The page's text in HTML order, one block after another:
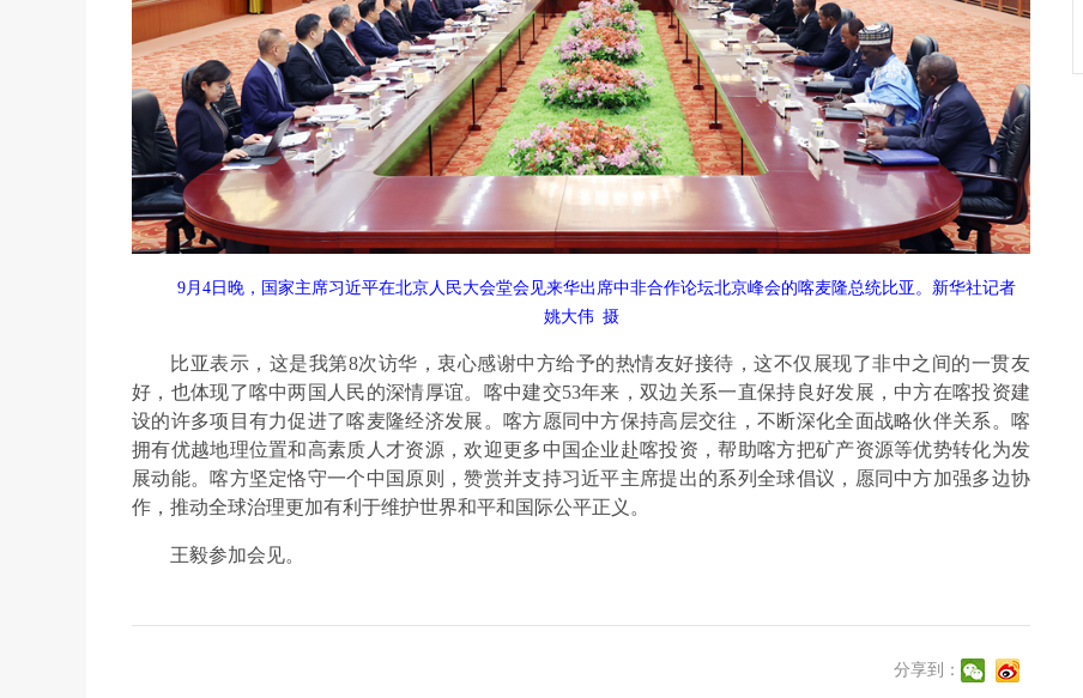
9月4日晚，国家主席习近平在北京人民大会堂会见来华出席中非合作论坛北京峰会的喀麦隆总统比亚。新华社记者
姚大伟 摄
比亚表示，这是我第8次访华，衷心感谢中方给予的热情友好接待，这不仅展现了非中之间的一贯友
好，也体现了喀中两国人民的深情厚谊。喀中建交53年来，双边关系一直保持良好发展，中方在喀投资建
设的许多项目有力促进了喀麦隆经济发展。喀方愿同中方保持高层交往，不断深化全面战略伙伴关系。喀
拥有优越地理位置和高素质人才资源，欢迎更多中国企业赴喀投资，帮助喀方把矿产资源等优势转化为发
展动能。喀方坚定恪守一个中国原则，赞赏并支持习近平主席提出的系列全球倡议，愿同中方加强多边协
作，推动全球治理更加有利于维护世界和平和国际公平正义。
王毅参加会见。
分享到：